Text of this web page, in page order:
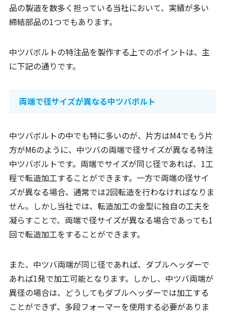
品の製造を数多く担っている当社において、実績が多い
締結部品の1つでもあります。
中ツバボルトの特注品を製作する上でのポイントは、主
に下記の通りです。
両端で径サイズが異なる中ツバボルト
中ツバボルトの中でも特に多いのが、片方はM4でもう片
方がM6のように、中ツバの両端で径サイズが異なる特注
中ツバボルトです。両端でサイズが同じ径であれば、1工
程で転造加工することができます。一方で両端の径サイ
ズが異なる場合、通常では2回転造を行わなければなりま
せん。しかし当社では、転造加工の金型に独自の工夫を
凝らすことで、両端で径サイズが異なる場合であっても1
回で転造加工をすることができます。
また、中ツバ両端が同じ径であれば、ダブルヘッダーで
あれば1発で加工可能となります。しかし、中ツバ両端が
異径の場合は、どうしてもダブルヘッダーでは加工する
ことができず、多段フォーマーを使用する必要がありま